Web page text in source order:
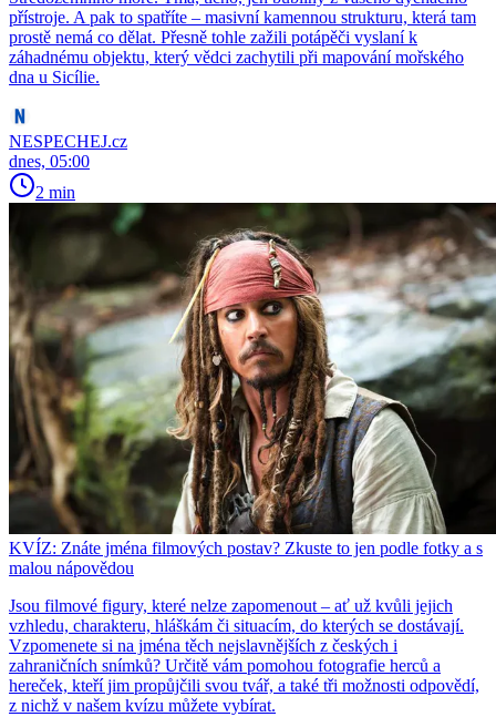
přístroje. A pak to spatříte – masivní kamennou strukturu, která tam
prostě nemá co dělat. Přesně tohle zažili potápěči vyslaní k
záhadnému objektu, který vědci zachytili při mapování mořského
dna u Sicílie.
NESPECHEJ.cz
dnes, 05:00
2 min
KVÍZ: Znáte jména filmových postav? Zkuste to jen podle fotky a s
malou nápovědou
Jsou filmové figury, které nelze zapomenout – ať už kvůli jejich
vzhledu, charakteru, hláškám či situacím, do kterých se dostávají.
Vzpomenete si na jména těch nejslavnějších z českých i
zahraničních snímků? Určitě vám pomohou fotografie herců a
hereček, kteří jim propůjčili svou tvář, a také tři možnosti odpovědí,
z nichž v našem kvízu můžete vybírat.